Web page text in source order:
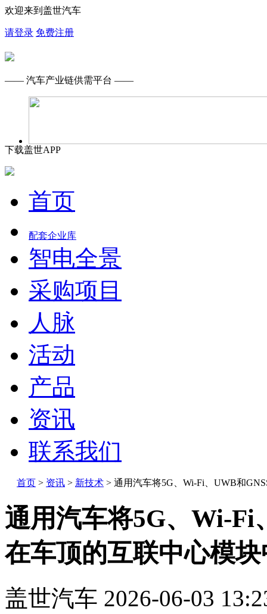
欢迎来到盖世汽车
请登录 免费注册
—— 汽车产业链供需平台 ——
下载盖世APP
首页
配套企业库
智电全景
采购项目
人脉
活动
产品
资讯
联系我们
首页 > 资讯 > 新技术 > 通用汽车将5G、Wi-Fi、UWB和
通用汽车将5G、Wi-Fi
在车顶的互联中心模块
盖世汽车 2026-06-03